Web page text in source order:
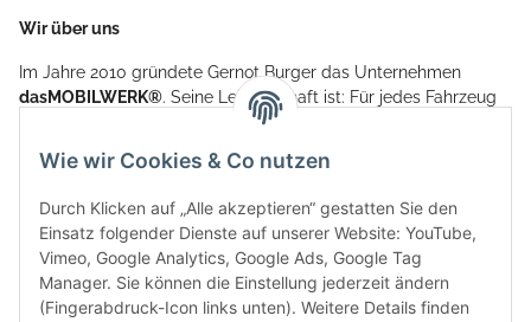
Wir über uns
Im Jahre 2010 gründete Gernot Burger das Unternehmen
dasMOBILWERK®. Seine Leidenschaft ist: Für jedes Fahrzeug
ein Car Cover anzubieten - passgenau und individuell.
Aufgrund der vielen positiven Kundenrückmeldungen kamen
weitere Produkte, wie Reifenschuhe, Hardtopständer hinzu.
Seine Reifenschoner werden in Deutschland produziert und
sind mit hochwertigen Techniken und Materialien gefertigt.
dasMOBILWERK® ist seit der Gründung ein
Familienunternehmen, welches sich seit 2010 auf
Wachstumskurs befindet. Hier haben Sie zu den üblichen
Wie wir Cookies & Co nutzen
Durch Klicken auf „Alle akzeptieren“ gestatten Sie den
Einsatz folgender Dienste auf unserer Website: YouTube,
Vimeo, Google Analytics, Google Ads, Google Tag
Manager. Sie können die Einstellung jederzeit ändern
(Fingerabdruck-Icon links unten). Weitere Details finden